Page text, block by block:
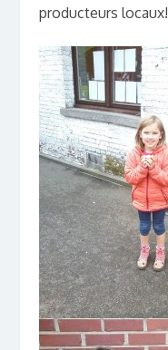
producteurs locaux!